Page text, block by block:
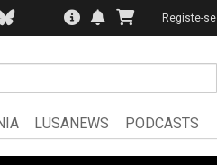
Registe-se
LUSANEWS PODCASTS